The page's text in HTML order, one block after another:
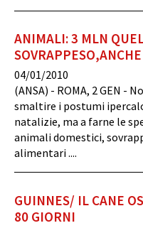
ANIMALI: 3 MLN
04/01/2010
(ANSA) - ROMA, 2 GEN -
smaltire i postumi
natalizie, ma a farne le
animali domestici,
alimentari ....
GUINNES/ IL CANE
80 GIORNI